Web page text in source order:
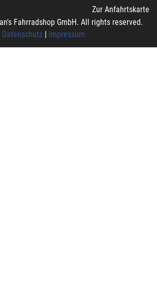
Zur Anfahrtskarte
Fahrradshop GmbH. All rights reserved.
Datenschutz| Impressum